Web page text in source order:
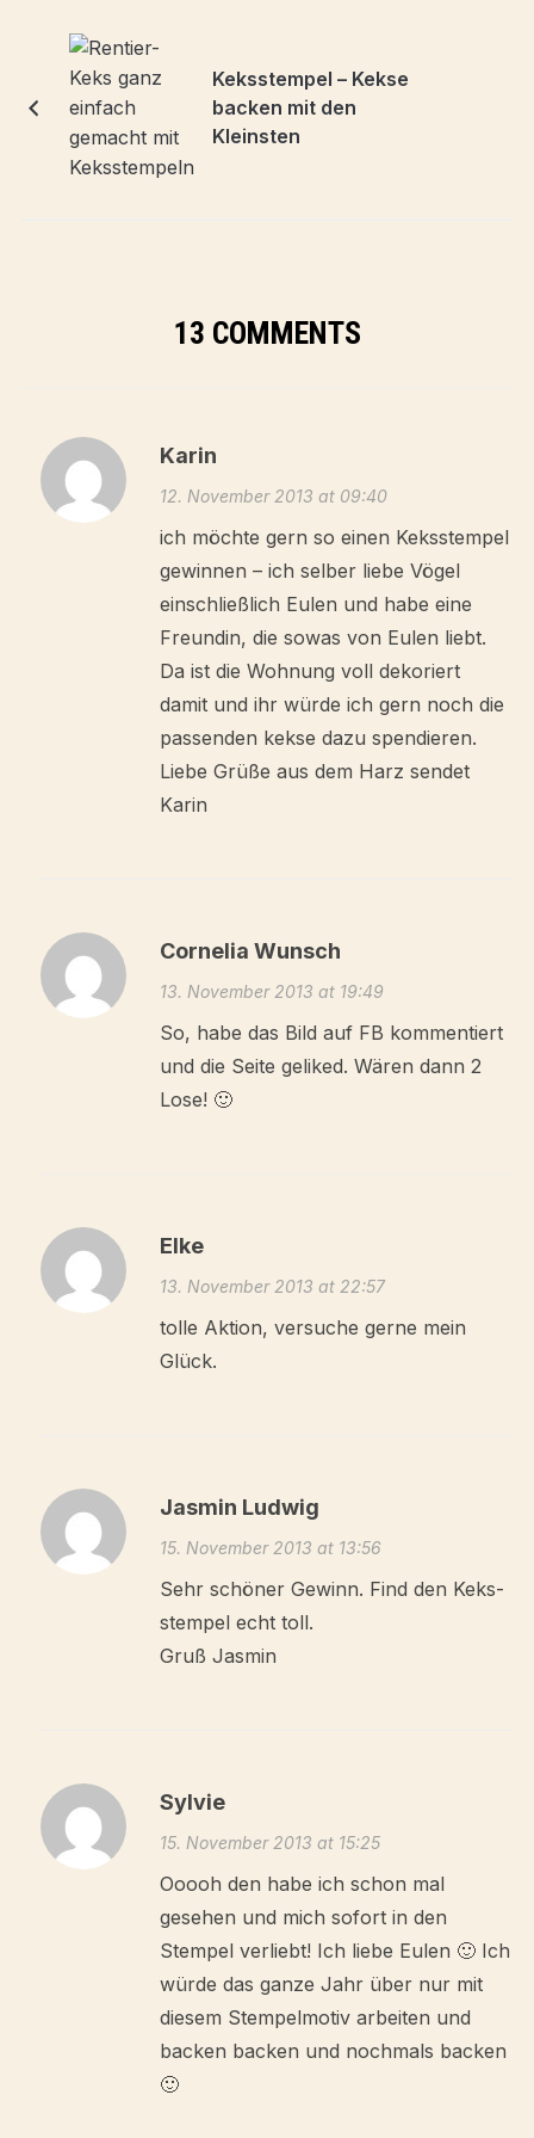
Keksstempel – Kekse
backen mit den
Kleinsten
13 COMMENTS
Karin
12. November 2013 at 09:40
ich möchte gern so einen Keksstempel
gewinnen – ich selber liebe Vögel
einschließlich Eulen und habe eine
Freundin, die sowas von Eulen liebt.
Da ist die Wohnung voll dekoriert
damit und ihr würde ich gern noch die
passenden kekse dazu spendieren.
Liebe Grüße aus dem Harz sendet
Karin
Cornelia Wunsch
13. November 2013 at 19:49
So, habe das Bild auf FB kommentiert
und die Seite geliked. Wären dann 2
Lose! 🙂
Elke
13. November 2013 at 22:57
tolle Aktion, versuche gerne mein
Glück.
Jasmin Ludwig
15. November 2013 at 13:56
Sehr schöner Gewinn. Find den Keks-
stempel echt toll.
Gruß Jasmin
Sylvie
15. November 2013 at 15:25
Ooooh den habe ich schon mal
gesehen und mich sofort in den
Stempel verliebt! Ich liebe Eulen 🙂 Ich
würde das ganze Jahr über nur mit
diesem Stempelmotiv arbeiten und
backen backen und nochmals backen
🙂